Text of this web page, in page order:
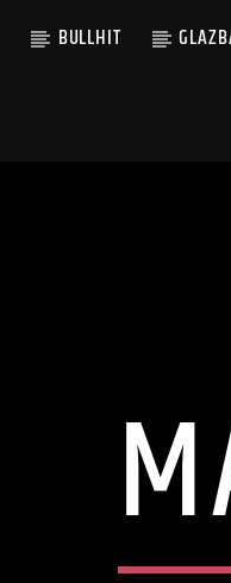
BULLHIT